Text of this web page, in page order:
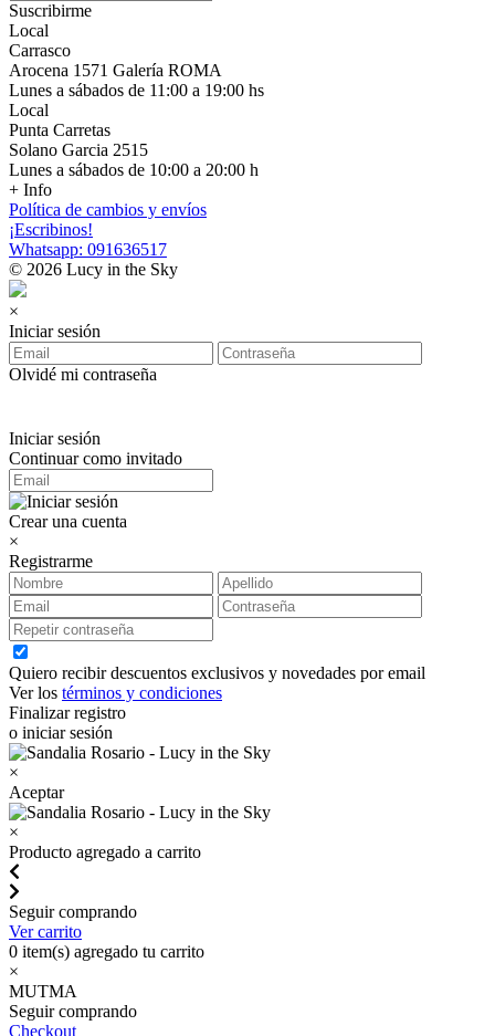
Suscribirme
Local
Carrasco
Arocena 1571 Galería ROMA
Lunes a sábados de 11:00 a 19:00 hs
Local
Punta Carretas
Solano Garcia 2515
Lunes a sábados de 10:00 a 20:00 h
+ Info
Política de cambios y envíos
¡Escribinos!
Whatsapp: 091636517
© 2026 Lucy in the Sky
×
Iniciar sesión
Olvidé mi contraseña
Iniciar sesión
Continuar como invitado
Crear una cuenta
×
Registrarme
Quiero recibir descuentos exclusivos y novedades por email
Ver los términos y condiciones
Finalizar registro
o iniciar sesión
×
Aceptar
×
Producto agregado a carrito
Seguir comprando
Ver carrito
0 item(s) agregado tu carrito
×
MUTMA
Seguir comprando
Checkout